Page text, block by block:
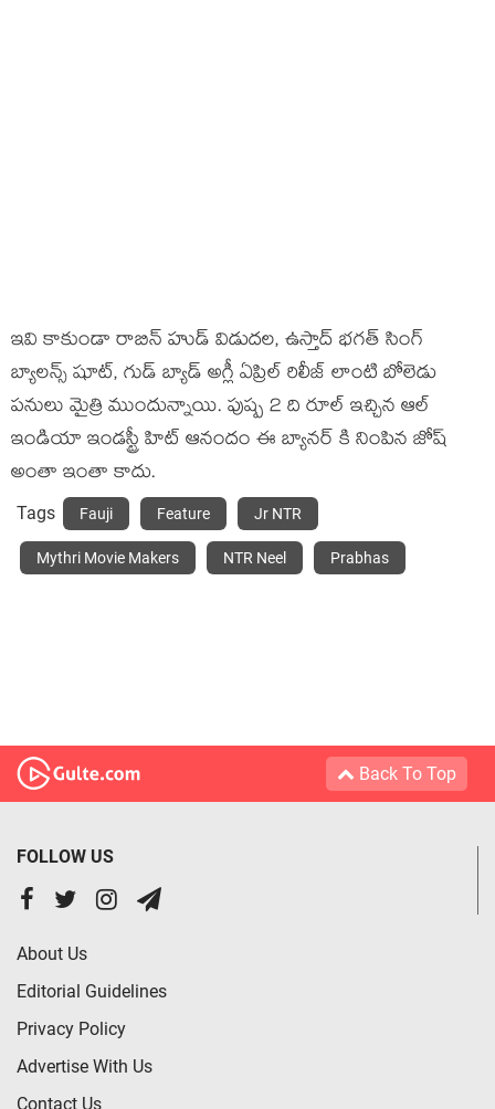
ఇవి కాకుండా రాబిన్ హుడ్ విడుదల, ఉస్తాద్ భగత్ సింగ్
బ్యాలన్స్ షూట్, గుడ్ బ్యాడ్ అగ్లీ ఏప్రిల్ రిలీజ్ లాంటి బోలెడు
పనులు మైత్రి ముందున్నాయి. పుష్ప 2 ది రూల్ ఇచ్చిన ఆల్
ఇండియా ఇండస్ట్రీ హిట్ ఆనందం ఈ బ్యానర్ కి నింపిన జోష్
అంతా ఇంతా కాదు.
Tags Fauji Feature Jr NTR
Mythri Movie Makers NTR Neel Prabhas
Back To Top
FOLLOW US
About Us
Editorial Guidelines
Privacy Policy
Advertise With Us
Contact Us